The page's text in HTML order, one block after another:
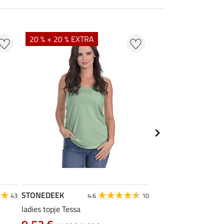
43
20 % + 20 % EXTRA
STONEDEEK 4.6 10
ladies topje Tessa